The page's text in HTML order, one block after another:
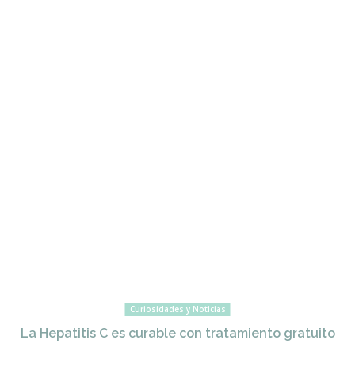
Curiosidades y Noticias
La Hepatitis C es curable con tratamiento gratuito